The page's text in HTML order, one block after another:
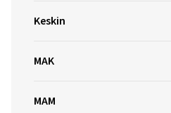
Keskin
MAK
MAM